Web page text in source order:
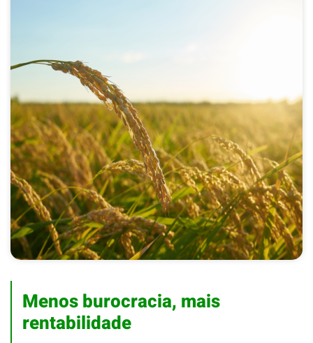
Menos burocracia, mais
rentabilidade